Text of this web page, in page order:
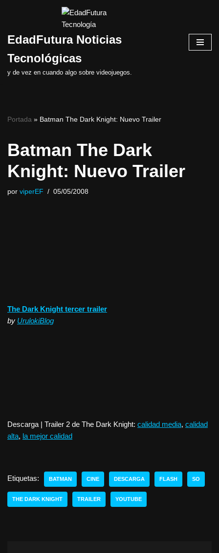
al
EdadFutura Noticias
Tecnológicas
y de vez en cuando algo sobre videojuegos.
Portada » Batman The Dark Knight: Nuevo Trailer
Batman The Dark
Knight: Nuevo Trailer
por viperEF 05/05/2008
The Dark Knight tercer trailer
by UrulokiBlog
Descarga | Trailer 2 de The Dark Knight: calidad media, calidad
alta, la mejor calidad
Etiquetas: BATMAN CINE DESCARGA FLASH SO
THE DARK KNIGHT TRAILER YOUTUBE